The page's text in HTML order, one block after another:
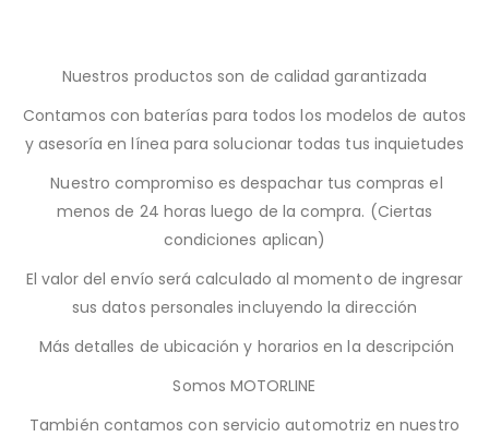
Nuestros productos son de calidad garantizada
Contamos con baterías para todos los modelos de autos
y asesoría en línea para solucionar todas tus inquietudes
Nuestro compromiso es despachar tus compras el
menos de 24 horas luego de la compra. (Ciertas
condiciones aplican)
El valor del envío será calculado al momento de ingresar
sus datos personales incluyendo la dirección
Más detalles de ubicación y horarios en la descripción
Somos MOTORLINE
También contamos con servicio automotriz en nuestro